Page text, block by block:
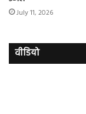
July 11, 2026
वीडियो